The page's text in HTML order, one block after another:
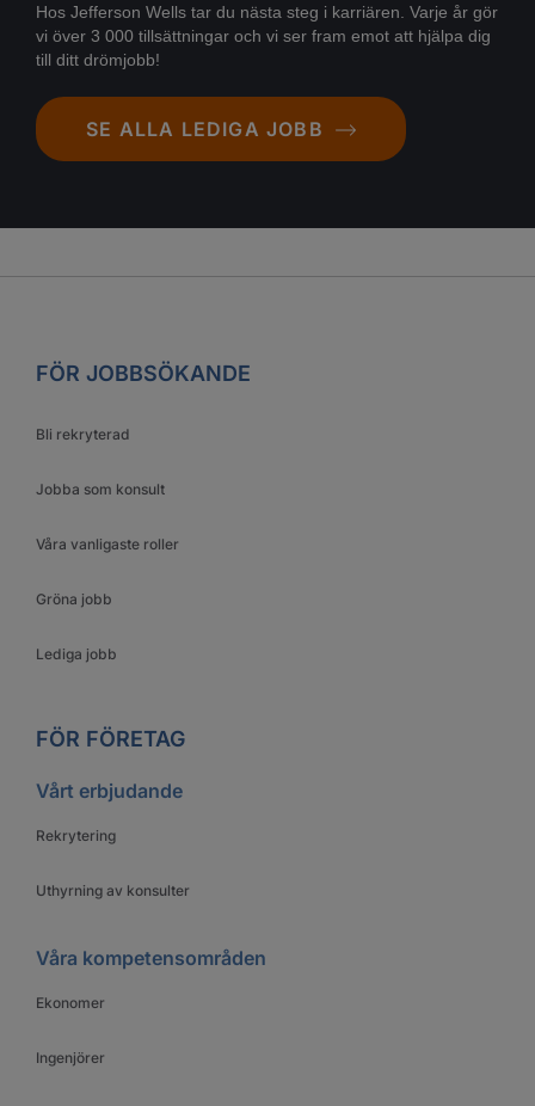
Hos Jefferson Wells tar du nästa steg i karriären. Varje år gör
vi över 3 000 tillsättningar och vi ser fram emot att hjälpa dig
till ditt drömjobb!
SE ALLA LEDIGA JOBB
FÖR JOBBSÖKANDE
Bli rekryterad
Jobba som konsult
Våra vanligaste roller
Gröna jobb
Lediga jobb
FÖR FÖRETAG
Vårt erbjudande
Rekrytering
Uthyrning av konsulter
Våra kompetensområden
Ekonomer
Ingenjörer